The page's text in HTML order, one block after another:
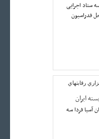
ستاد اجرایی
فدراسیون
رقابتهاي
ايران
آسيا فردا سه